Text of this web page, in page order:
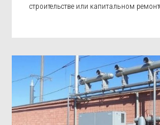
строительстве или капитальном